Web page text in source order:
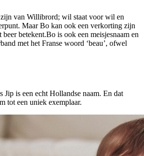
van Willibrord; wil staat voor wil en
Maar Bo kan ook een verkorting zijn
betekent.Bo is ook een meisjesnaam en
met het Franse woord ‘beau’, ofwel
is een echt Hollandse naam. En dat
tot een uniek exemplaar.